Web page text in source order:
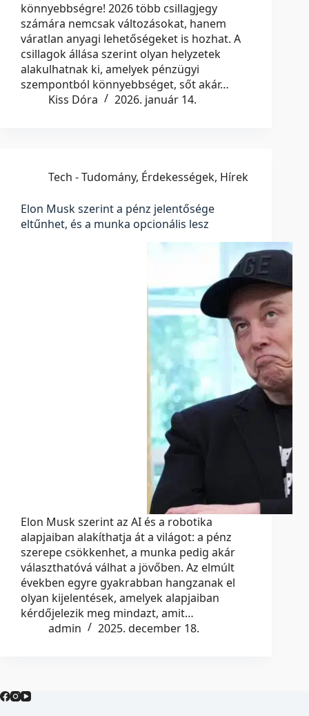
könnyebbségre! 2026 több csillagjegy
számára nemcsak változásokat, hanem
váratlan anyagi lehetőségeket is hozhat. A
csillagok állása szerint olyan helyzetek
alakulhatnak ki, amelyek pénzügyi
szempontból könnyebbséget, sőt akár…
Kiss Dóra
2026. január 14.
Tech - Tudomány, Érdekességek, Hírek
Elon Musk szerint a pénz jelentősége
eltűnhet, és a munka opcionális lesz
Elon Musk szerint az AI és a robotika
alapjaiban alakíthatja át a világot: a pénz
szerepe csökkenhet, a munka pedig akár
választhatóvá válhat a jövőben. Az elmúlt
években egyre gyakrabban hangzanak el
olyan kijelentések, amelyek alapjaiban
kérdőjelezik meg mindazt, amit…
admin
2025. december 18.